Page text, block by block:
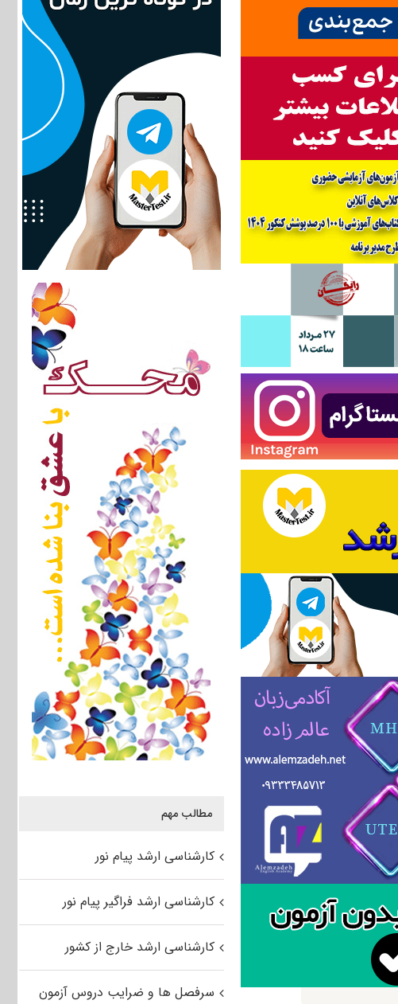
مطالب مهم
کارشناسی ارشد پیام نور
کارشناسی ارشد فراگیر پیام نور
کارشناسی ارشد خارج از کشور
سرفصل ها و ضرایب دروس آزمون